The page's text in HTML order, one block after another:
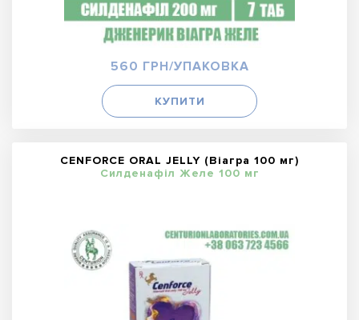
560 ГРН/УПАКОВКА
КУПИТИ
CENFORCE ORAL JELLY (Віагра 100 мг)
Силденафіл Желе 100 мг